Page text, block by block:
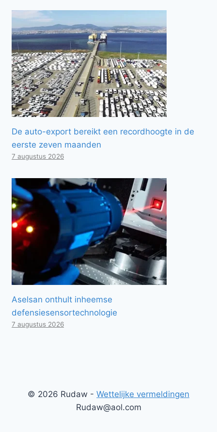
De auto-export bereikt een recordhoogte in de
eerste zeven maanden
7 augustus 2026
Aselsan onthult inheemse
defensiesensortechnologie
7 augustus 2026
© 2026 Rudaw - Wettelijke vermeldingen
Rudaw@aol.com